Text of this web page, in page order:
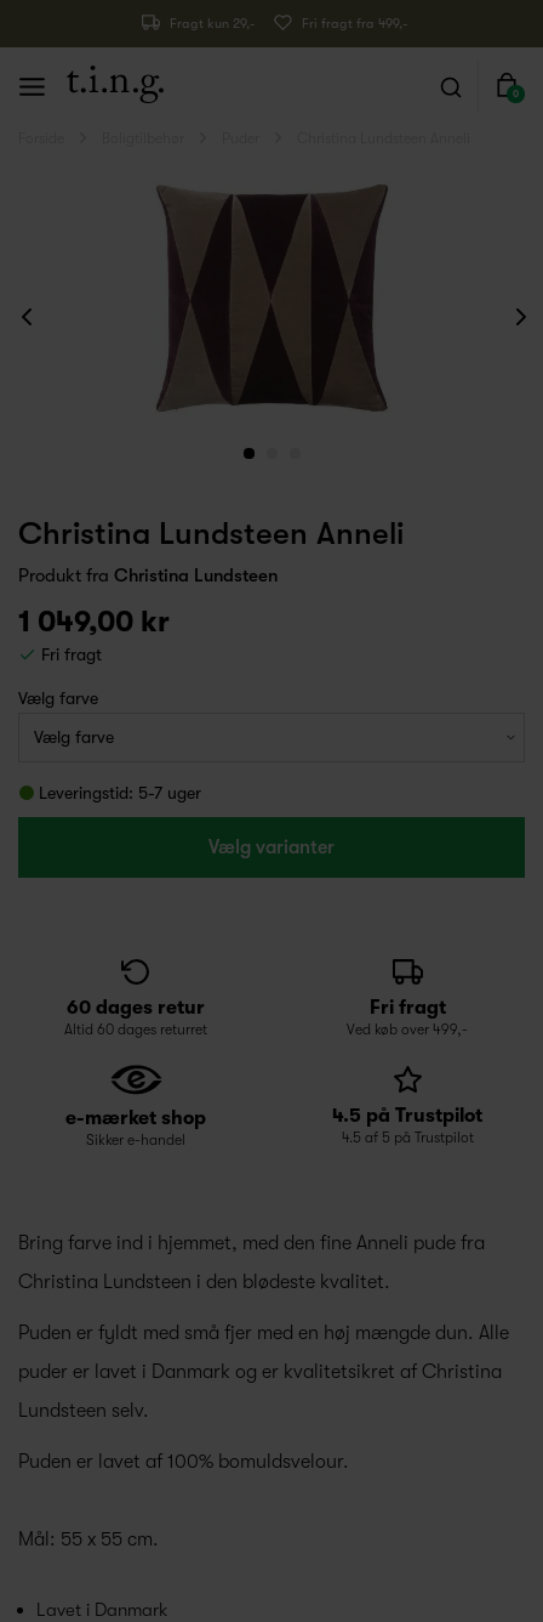
Fragt kun 29,- Fri fragt fra 499,-
0
Christina Lundsteen Anneli
Produkt fra Christina Lundsteen
1 049,00 kr
Fri fragt
Vælg farve
Leveringstid: 5-7 uger
Vælg varianter
60 dages retur
Altid 60 dages returret
Fri fragt
Ved køb over 499,-
e-mærket shop
Sikker e-handel
4.5 på Trustpilot
4.5 af 5 på Trustpilot
Bring farve ind i hjemmet, med den fine Anneli pude fra
Christina Lundsteen i den blødeste kvalitet.
Puden er fyldt med små fjer med en høj mængde dun. Alle
puder er lavet i Danmark og er kvalitetsikret af Christina
Lundsteen selv.
Puden er lavet af 100% bomuldsvelour.
Mål: 55 x 55 cm.
Lavet i Danmark